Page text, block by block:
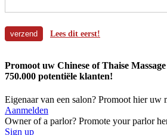
Lees dit eerst!
Promoot uw Chinese of Thaise
750.000 potentiële klanten!
Eigenaar van een salon? Promoot hier uw
Aanmelden
Owner of a parlor? Promote your parlor
Sign up